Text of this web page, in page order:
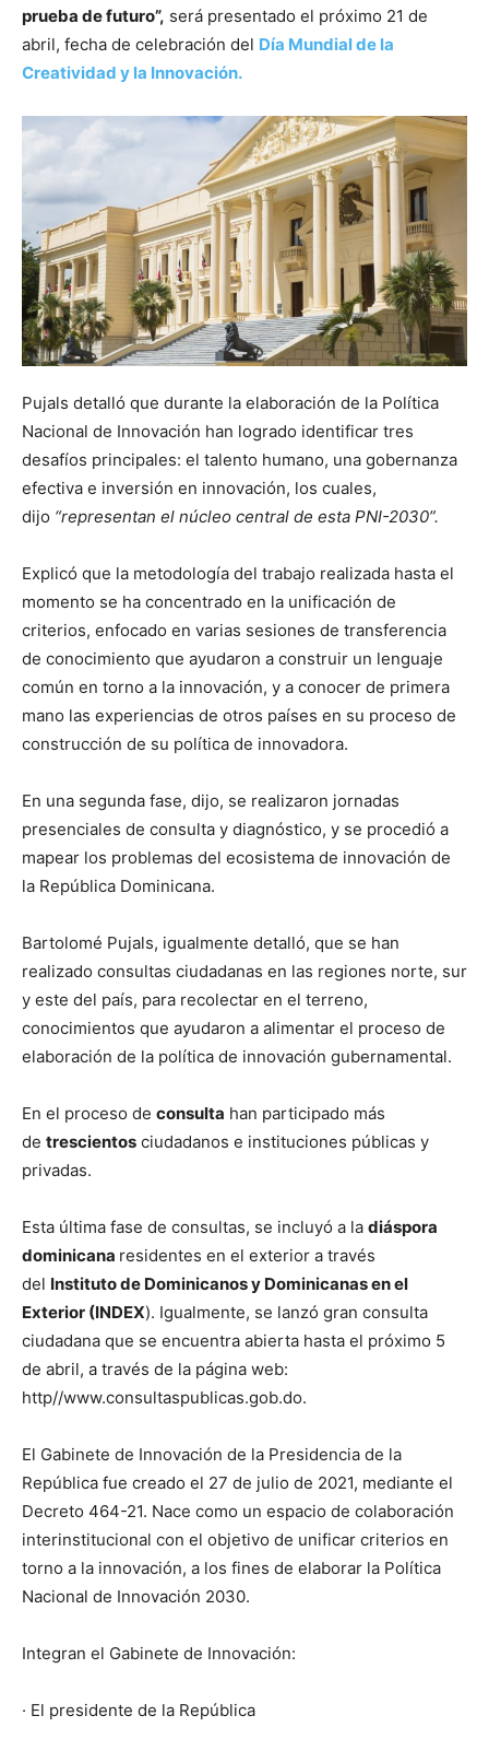
prueba de futuro”, será presentado el próximo 21 de
abril, fecha de celebración del Día Mundial de la
Creatividad y la Innovación.
Pujals detalló que durante la elaboración de la Política
Nacional de Innovación han logrado identificar tres
desafíos principales: el talento humano, una gobernanza
efectiva e inversión en innovación, los cuales,
dijo “representan el núcleo central de esta PNI-2030”.
Explicó que la metodología del trabajo realizada hasta el
momento se ha concentrado en la unificación de
criterios, enfocado en varias sesiones de transferencia
de conocimiento que ayudaron a construir un lenguaje
común en torno a la innovación, y a conocer de primera
mano las experiencias de otros países en su proceso de
construcción de su política de innovadora.
En una segunda fase, dijo, se realizaron jornadas
presenciales de consulta y diagnóstico, y se procedió a
mapear los problemas del ecosistema de innovación de
la República Dominicana.
Bartolomé Pujals, igualmente detalló, que se han
realizado consultas ciudadanas en las regiones norte, sur
y este del país, para recolectar en el terreno,
conocimientos que ayudaron a alimentar el proceso de
elaboración de la política de innovación gubernamental.
En el proceso de consulta han participado más
de trescientos ciudadanos e instituciones públicas y
privadas.
Esta última fase de consultas, se incluyó a la diáspora
dominicana residentes en el exterior a través
del Instituto de Dominicanos y Dominicanas en el
Exterior (INDEX). Igualmente, se lanzó gran consulta
ciudadana que se encuentra abierta hasta el próximo 5
de abril, a través de la página web:
http//www.consultaspublicas.gob.do.
El Gabinete de Innovación de la Presidencia de la
República fue creado el 27 de julio de 2021, mediante el
Decreto 464-21. Nace como un espacio de colaboración
interinstitucional con el objetivo de unificar criterios en
torno a la innovación, a los fines de elaborar la Política
Nacional de Innovación 2030.
Integran el Gabinete de Innovación:
· El presidente de la República